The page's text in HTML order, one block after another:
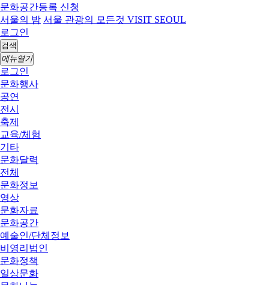
문화공간등록 신청
서울의 밤 서울 관광의 모든것 VISIT SEOUL
로그인
검색
메뉴열기
로그인
문화행사
공연
전시
축제
교육/체험
기타
문화달력
전체
문화정보
영상
문화자료
문화공간
예술인/단체정보
비영리법인
문화정책
일상문화